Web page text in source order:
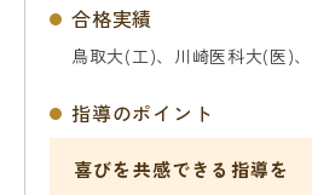
合格実績
鳥取大(工)、川崎医科大(医)
指導のポイント
喜びを共感できる指導を